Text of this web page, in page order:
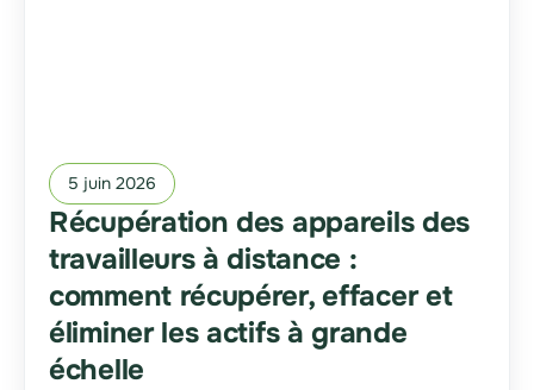
5 juin 2026
Récupération des appareils des
travailleurs à distance :
comment récupérer, effacer et
éliminer les actifs à grande
échelle